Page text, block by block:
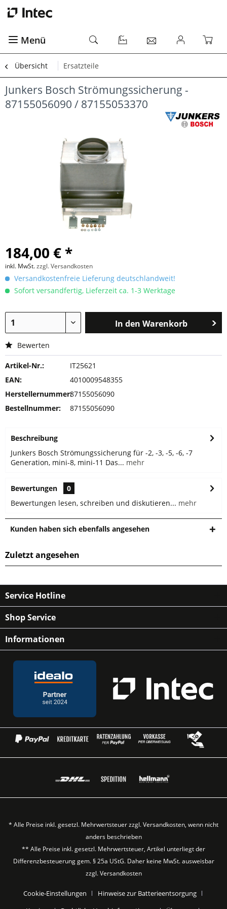
Menü
Übersicht Ersatzteile
Junkers Bosch Strömungssicherung -
87155056090 / 87155053370
184,00 € *
inkl. MwSt.zzgl. Versandkosten
Versandkostenfreie Lieferung deutschlandweit!
Sofort versandfertig, Lieferzeit ca. 1-3 Werktage
In den Warenkorb
Bewerten
Artikel-Nr.:
IT25621
EAN:
4010009548355
Herstellernummer:87155056090
Bestellnummer:
87155056090
Beschreibung
Junkers Bosch Strömungssicherung für -2, -3, -5, -6, -7
Generation, mini-8, mini-11 Das... mehr
Bewertungen
0
Bewertungen lesen, schreiben und diskutieren... mehr
Kunden haben sich ebenfalls angesehen
Zuletzt angesehen
Service Hotline
Shop Service
Informationen
* Alle Preise inkl. gesetzl. Mehrwertsteuer zzgl.Versandkosten, wenn nicht
anders beschrieben
** Alle Preise inkl. gesetzl. Mehrwertsteuer, Artikel unterliegt der
Differenzbesteuerung gem. § 25a UStG. Daher keine MwSt. ausweisbar
zzgl.Versandkosten
Cookie-Einstellungen
Hinweise zur Batterieentsorgung